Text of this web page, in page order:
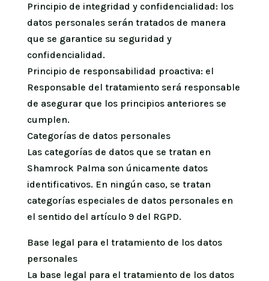
Principio de integridad y confidencialidad: los
datos personales serán tratados de manera
que se garantice su seguridad y
confidencialidad.
Principio de responsabilidad proactiva: el
Responsable del tratamiento será responsable
de asegurar que los principios anteriores se
cumplen.
Categorías de datos personales
Las categorías de datos que se tratan en
Shamrock Palma son únicamente datos
identificativos. En ningún caso, se tratan
categorías especiales de datos personales en
el sentido del artículo 9 del RGPD.
Base legal para el tratamiento de los datos
personales
La base legal para el tratamiento de los datos